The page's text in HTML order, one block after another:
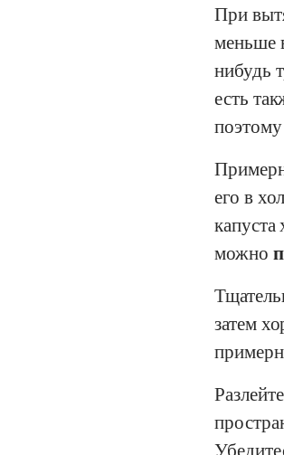
При
меньше
нибудь
есть
его в
можно
затем